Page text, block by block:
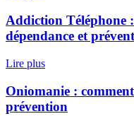
Addiction Téléphone
dépendance et
Lire plus
Oniomanie :
prévention